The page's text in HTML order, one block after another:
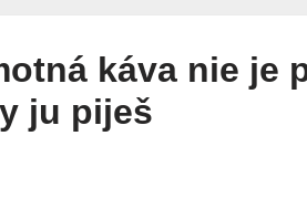
káva nie je
ju piješ